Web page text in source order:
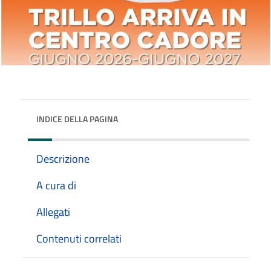
INDICE DELLA PAGINA
Descrizione
A cura di
Allegati
Contenuti correlati